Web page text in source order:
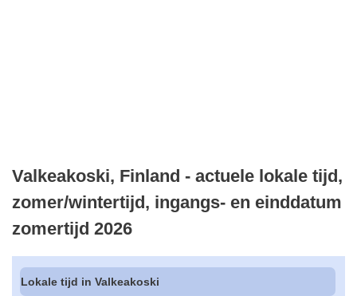
Valkeakoski, Finland - actuele lokale tijd,
zomer/wintertijd, ingangs- en einddatum
zomertijd 2026
Lokale tijd in Valkeakoski